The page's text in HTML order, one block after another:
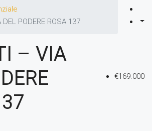
PODERE ROSA 137
– VIA
€169.000